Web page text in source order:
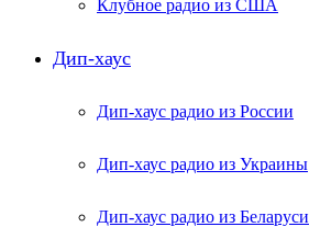
Клубное радио из США
Дип-хаус
Дип-хаус радио из России
Дип-хаус радио из Украины
Дип-хаус радио из Беларуси